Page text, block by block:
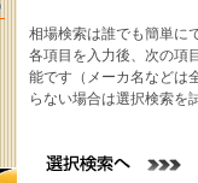
相場検索は誰でも簡単に
各項目を入力後、次の項
能です（メーカ名などは
らない場合は選択検索を